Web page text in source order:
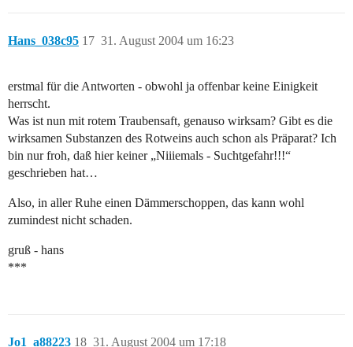
Hans_038c95 31. August 2004 um 16:23
17
erstmal für die Antworten - obwohl ja offenbar keine Einigkeit
herrscht.
Was ist nun mit rotem Traubensaft, genauso wirksam? Gibt es die
wirksamen Substanzen des Rotweins auch schon als Präparat? Ich
bin nur froh, daß hier keiner „Niiiemals - Suchtgefahr!!!“
geschrieben hat…
Also, in aller Ruhe einen Dämmerschoppen, das kann wohl
zumindest nicht schaden.
gruß - hans
***
Jo1_a88223 31. August 2004 um 17:18
18